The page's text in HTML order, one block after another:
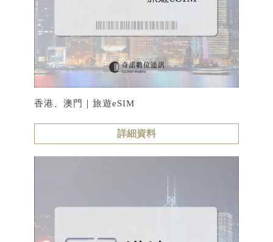
香港、澳門｜旅遊eSIM
詳細資料